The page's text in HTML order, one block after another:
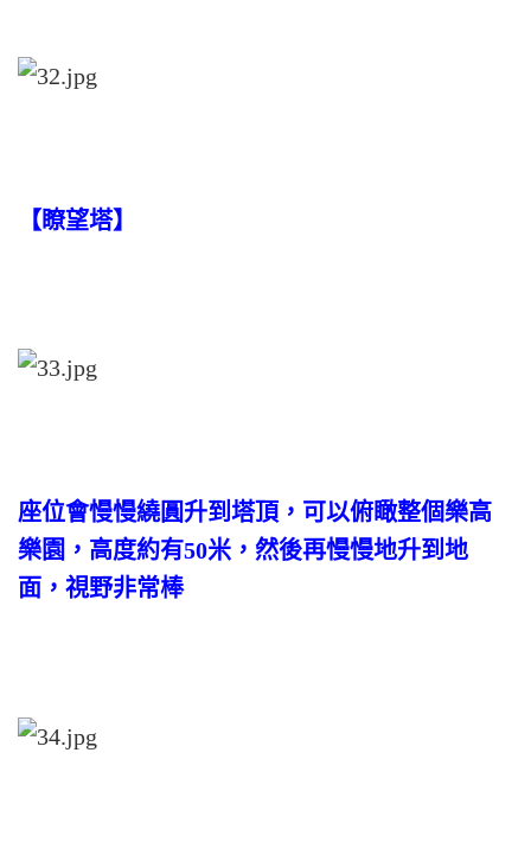
【瞭望塔】
座位會慢慢繞圓升到塔頂，可以俯瞰整個樂高
樂園，高度約有50米，然後再慢慢地升到地
面，視野非常棒